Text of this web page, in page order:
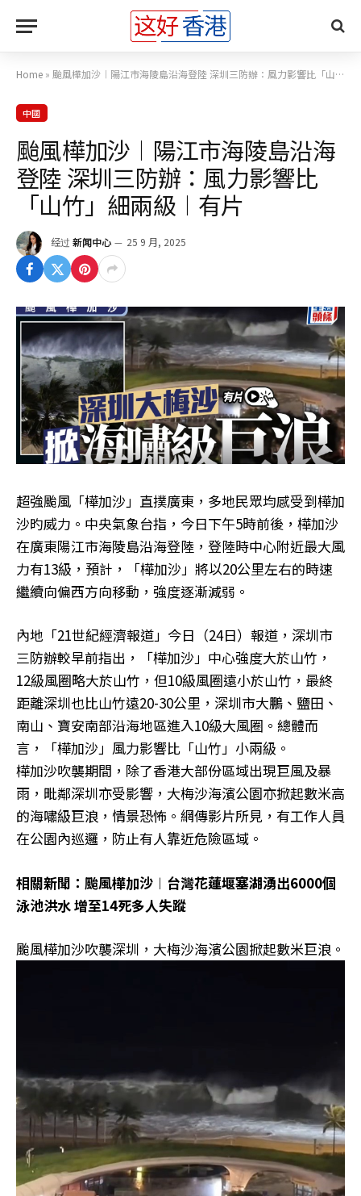
Home » 颱風樺加沙︱陽江市海陵島沿海登陸 深圳三防辦：風力影響比「山竹」細兩級︱有片
中國
颱風樺加沙︱陽江市海陵島沿海
登陸 深圳三防辦：風力影響比
「山竹」細兩級︱有片
经过 新闻中心 25 9 月, 2025
超強颱風「樺加沙」直撲廣東，多地民眾均感受到樺加
沙旳威力。中央氣象台指，今日下午5時前後，樺加沙
在廣東陽江市海陵島沿海登陸，登陸時中心附近最大風
力有13級，預計，「樺加沙」將以20公里左右的時速
繼續向偏西方向移動，強度逐漸減弱。
內地「21世紀經濟報道」今日（24日）報道，深圳市
三防辦較早前指出，「樺加沙」中心強度大於山竹，
12級風圈略大於山竹，但10級風圈遠小於山竹，最終
距離深圳也比山竹遠20-30公里，深圳市大鵬、鹽田、
南山、寶安南部沿海地區進入10級大風圈。總體而
言，「樺加沙」風力影響比「山竹」小兩級。
樺加沙吹襲期間，除了香港大部份區域出現巨風及暴
雨，毗鄰深圳亦受影響，大梅沙海濱公園亦掀起數米高
的海嘯級巨浪，情景恐怖。網傳影片所見，有工作人員
在公園內巡邏，防止有人靠近危險區域。
相關新聞：颱風樺加沙︱台灣花蓮堰塞湖湧出6000個
泳池洪水 增至14死多人失蹤
颱風樺加沙吹襲深圳，大梅沙海濱公園掀起數米巨浪。